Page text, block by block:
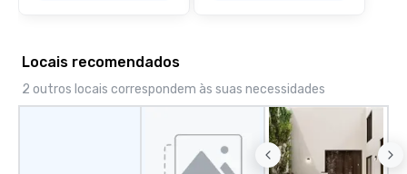
Locais recomendados
2 outros locais correspondem às suas necessidades